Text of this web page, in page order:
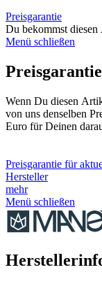
Preisgarantie
Du bekommst
Menü schließen
Preisgarantie
Wenn Du diesen
von uns denselben
Euro für Deinen
Preisgarantie für
Hersteller
mehr
Menü schließen